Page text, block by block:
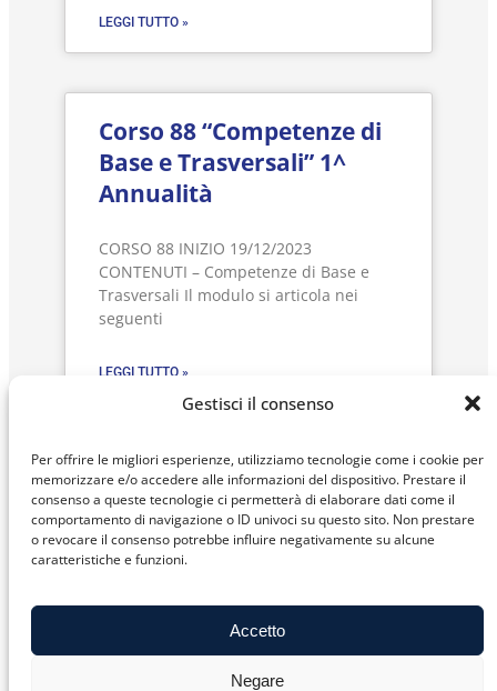
Gestisci il consenso
Per offrire le migliori esperienze, utilizziamo tecnologie come i cookie per
memorizzare e/o accedere alle informazioni del dispositivo. Prestare il
consenso a queste tecnologie ci permetterà di elaborare dati come il
comportamento di navigazione o ID univoci su questo sito. Non prestare
o revocare il consenso potrebbe influire negativamente su alcune
caratteristiche e funzioni.
Accetto
Negare
LEGGI TUTTO »
Corso 88 “Competenze di
Base e Trasversali” 1^
Annualità
CORSO 88 INIZIO 19/12/2023
CONTENUTI – Competenze di Base e
Trasversali Il modulo si articola nei
seguenti
LEGGI TUTTO »
Corso 87 “Sicurezza e
prevenzione” 2^
annualità
CONTENUTI – Sicurezza e prevenzione Il